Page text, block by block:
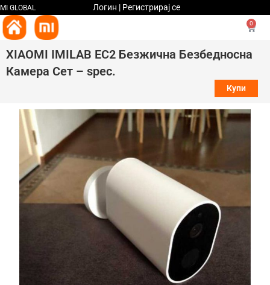
MI GLOBAL Логин | Регистрирај се
0
XIAOMI IMILAB EC2 Безжична Безбедносна
Камера Сет – spec.
Купи